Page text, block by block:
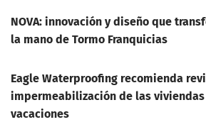
NOVA: innovación y diseño que
la mano de Tormo Franquicias
Eagle Waterproofing recomienda
impermeabilización de las
vacaciones